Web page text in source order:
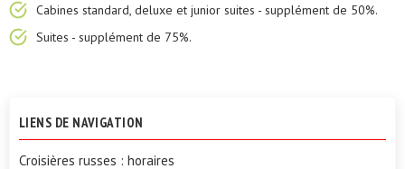
Cabines standard, deluxe et junior suites - supplément de 50%.
Suites - supplément de 75%.
LIENS DE NAVIGATION
Croisières russes : horaires